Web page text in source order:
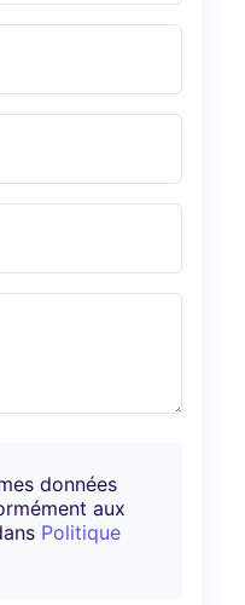
données
aux
Politique